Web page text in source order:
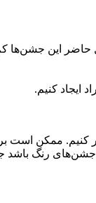
حاضر این جشن‌ها
ایجاد کنیم.
کنیم. ممکن است
جشن‌های رنگ